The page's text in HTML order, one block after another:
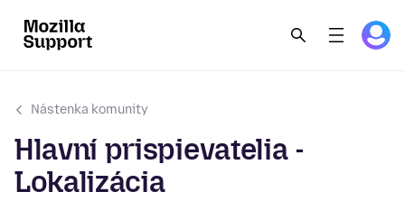
Nástenka komunity
Hlavní prispievatelia -
Lokalizácia